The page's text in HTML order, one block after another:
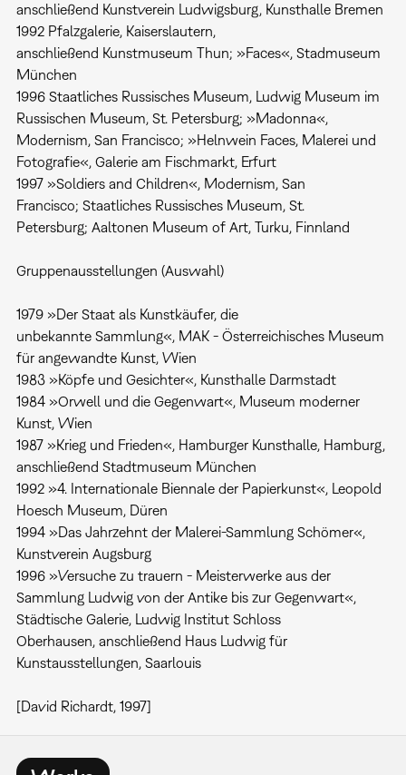
anschließend Kunstverein Ludwigsburg, Kunsthalle Bremen
1992 Pfalzgalerie, Kaiserslautern,
anschließend Kunstmuseum Thun; »Faces«, Stadmuseum
München
1996 Staatliches Russisches Museum, Ludwig Museum im
Russischen Museum, St. Petersburg; »Madonna«,
Modernism, San Francisco; »Helnwein Faces, Malerei und
Fotografie«, Galerie am Fischmarkt, Erfurt
1997 »Soldiers and Children«, Modernism, San
Francisco; Staatliches Russisches Museum, St.
Petersburg; Aaltonen Museum of Art, Turku, Finnland
Gruppenausstellungen (Auswahl)
1979 »Der Staat als Kunstkäufer, die
unbekannte Sammlung«, MAK - Österreichisches Museum
für angewandte Kunst, Wien
1983 »Köpfe und Gesichter«, Kunsthalle Darmstadt
1984 »Orwell und die Gegenwart«, Museum moderner
Kunst, Wien
1987 »Krieg und Frieden«, Hamburger Kunsthalle, Hamburg,
anschließend Stadtmuseum München
1992 »4. Internationale Biennale der Papierkunst«, Leopold
Hoesch Museum, Düren
1994 »Das Jahrzehnt der Malerei-Sammlung Schömer«,
Kunstverein Augsburg
1996 »Versuche zu trauern - Meisterwerke aus der
Sammlung Ludwig von der Antike bis zur Gegenwart«,
Städtische Galerie, Ludwig Institut Schloss
Oberhausen, anschließend Haus Ludwig für
Kunstausstellungen, Saarlouis
[David Richardt, 1997]